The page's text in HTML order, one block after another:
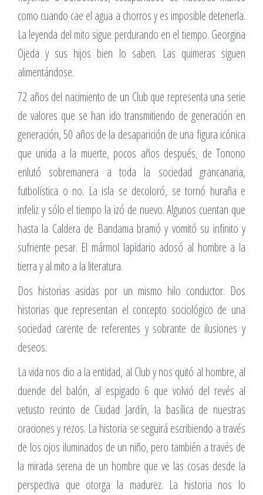
como cuando cae el agua a chorros y es imposible detenerla.
La leyenda del mito sigue perdurando en el tiempo. Georgina
Ojeda y sus hijos bien lo saben. Las quimeras siguen
alimentándose.
72 años del nacimiento de un Club que representa una serie
de valores que se han ido transmitiendo de generación en
generación, 50 años de la desaparición de una figura icónica
que unida a la muerte, pocos años después, de Tonono
enlutó sobremanera a toda la sociedad grancanaria,
futbolística o no. La isla se decoloró, se tornó huraña e
infeliz y sólo el tiempo la izó de nuevo. Algunos cuentan que
hasta la Caldera de Bandama bramó y vomitó su infinito y
sufriente pesar. El mármol lapidario adosó al hombre a la
tierra y al mito a la literatura.
Dos historias asidas por un mismo hilo conductor. Dos
historias que representan el concepto sociológico de una
sociedad carente de referentes y sobrante de ilusiones y
deseos.
La vida nos dio a la entidad, al Club y nos quitó al hombre, al
duende del balón, al espigado 6 que volvió del revés al
vetusto recinto de Ciudad Jardín, la basílica de nuestras
oraciones y rezos. La historia se seguirá escribiendo a través
de los ojos iluminados de un niño, pero también a través de
la mirada serena de un hombre que ve las cosas desde la
perspectiva que otorga la madurez. La historia nos lo